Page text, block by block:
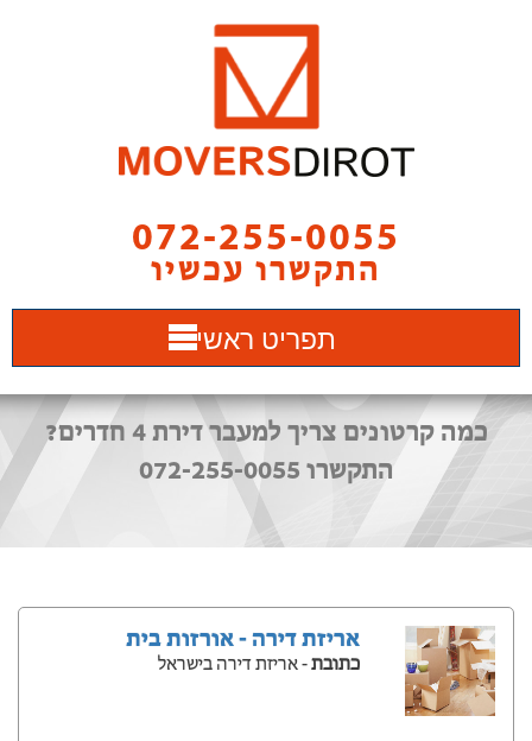
072-255-0055
התקשרו עכשיו
תפריט ראשי
כמה קרטונים צריך למעבר דירת 4 חדרים?
התקשרו 072-255-0055
אריזת דירה - אורזות בית
כתובת- אריזת דירה בישראל